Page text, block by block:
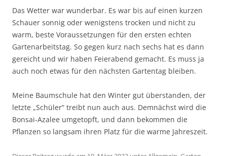
Das Wetter war wunderbar. Es war bis auf einen kurzen
Schauer sonnig oder wenigstens trocken und nicht zu
warm, beste Voraussetzungen für den ersten echten
Gartenarbeitstag. So gegen kurz nach sechs hat es dann
gereicht und wir haben Feierabend gemacht. Es muss ja
auch noch etwas für den nächsten Gartentag bleiben.
Meine Baumschule hat den Winter gut überstanden, der
letzte „Schüler“ treibt nun auch aus. Demnächst wird die
Bonsai-Azalee umgetopft, und dann bekommen die
Pflanzen so langsam ihren Platz für die warme Jahreszeit.